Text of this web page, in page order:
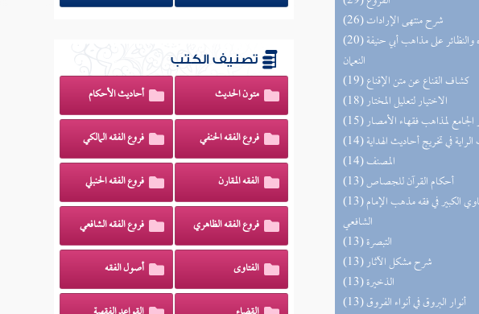
(26) شرح منتهى الإرادات
(20) الأشباه والنظائر على مذاهب أبي حنيفة
النعمان
(19) كشاف القناع عن متن الإقناع
(18) الاختيار لتعليل المختار
الجامع لمذاهب فقهاء الأمصار
الراية في تخريج أحاديث الهداية
(14) المصنف
(13) أحكام القرآن للجصاص
(13) الحاوي الكبير في فقه مذهب الإمام
الشافعي
(13) التبصرة
(13) شرح مشكل الآثار
(13) الذخيرة
(13) أنوار البروق في أنواء الفروق
تصنيف الكتب
متون الحديث أحاديث الأحكام
فروع الفقه الحنفي فروع الفقه المالكي
الفقه المقارن فروع الفقه الحنبلي
فروع الفقه الظاهري فروع الفقه الشافعي
الفتاوى أصول الفقه